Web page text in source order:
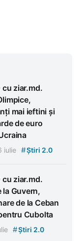
cu ziar.md.
mai ieftini și
de euro
iulie #Știri 2.0
cu ziar.md.
la Guvern,
de la Ceban
Cubolta
#Știri 2.0